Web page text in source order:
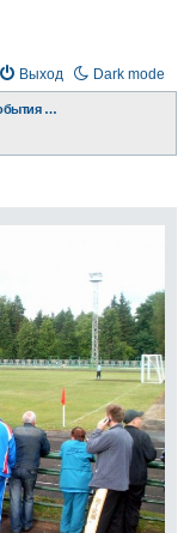
Dark mode
Выход
Прочие события и происшествия